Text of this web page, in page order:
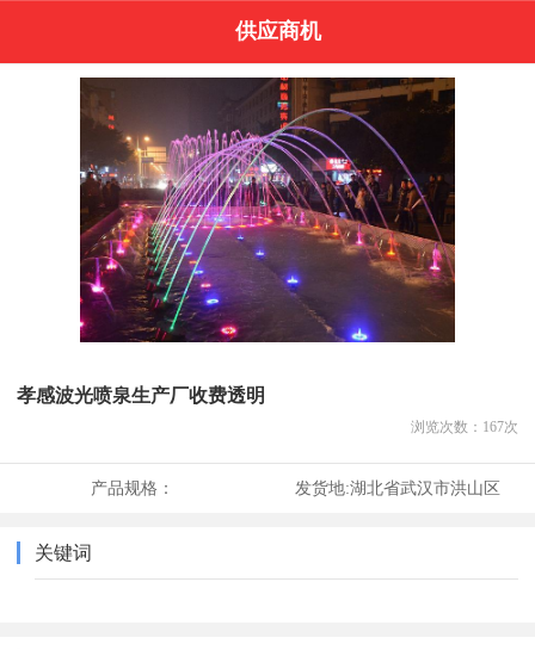
供应商机
孝感波光喷泉生产厂收费透明
浏览次数： 167次
产品规格： 发货地:湖北省武汉市洪山区
关键词